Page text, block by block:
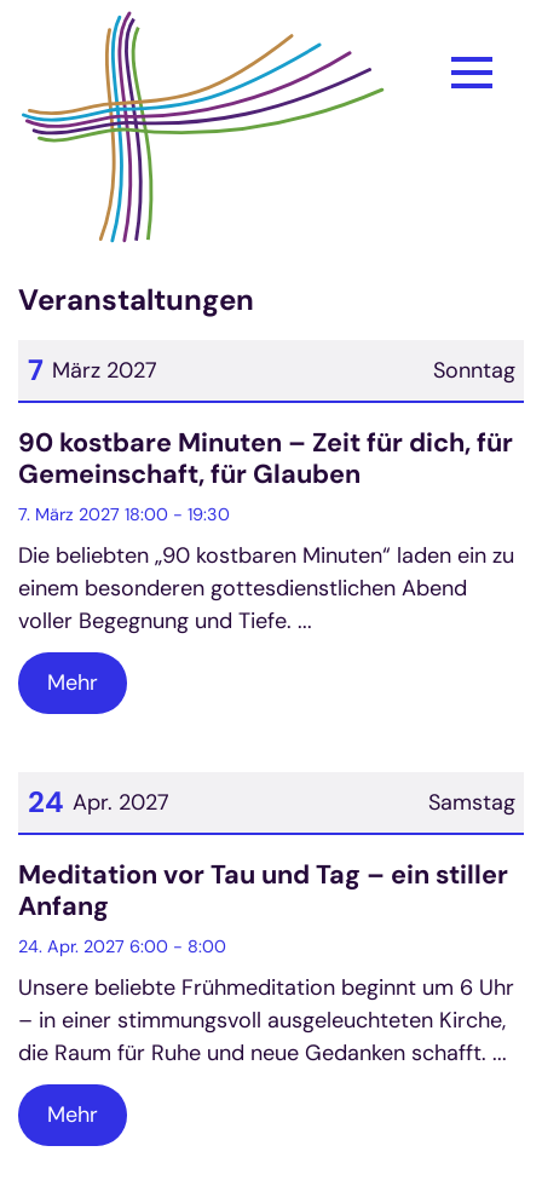
Zum Inhalt springen
Veranstaltungen
Sonntag
7 März 2027
Datum: 7. März 2027
90 kostbare Minuten – Zeit für dich, für
Gemeinschaft, für Glauben
7. März 2027 18:00 - 19:30
Die beliebten „90 kostbaren Minuten“ laden ein zu
einem besonderen gottesdienstlichen Abend
voller Begegnung und Tiefe. ...
Mehr
Samstag
24 Apr. 2027
Datum: 24. April 2027
Meditation vor Tau und Tag – ein stiller
Anfang
24. Apr. 2027 6:00 - 8:00
Unsere beliebte Frühmeditation beginnt um 6 Uhr
– in einer stimmungsvoll ausgeleuchteten Kirche,
die Raum für Ruhe und neue Gedanken schafft. ...
Mehr